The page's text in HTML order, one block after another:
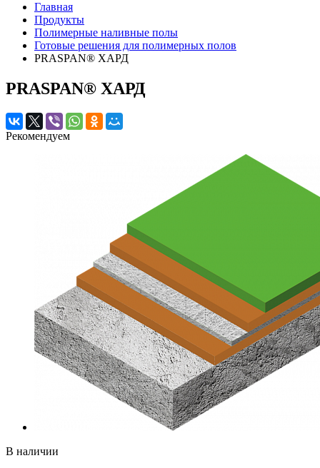
Главная
Продукты
Полимерные наливные полы
Готовые решения для полимерных полов
PRASPAN® ХАРД
PRASPAN® ХАРД
Рекомендуем
В наличии